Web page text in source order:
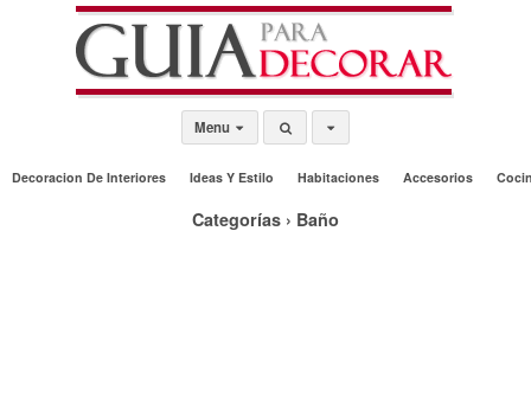
Menu
Decoracion De Interiores Ideas Y Estilo Habitaciones Accesorios
Categorías › Baño